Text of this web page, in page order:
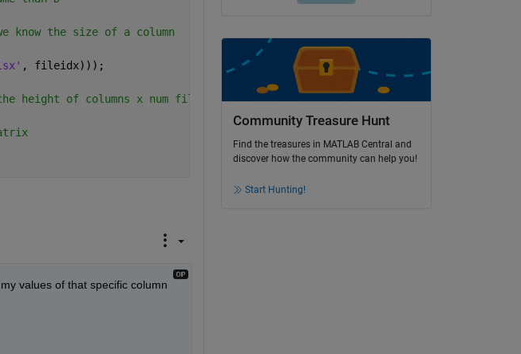
know the size of a column
, fileidx)));
height of columns x num files
values of that specific column
Community Treasure Hunt
Find the treasures in MATLAB Central and
discover how the community can help you!
Start Hunting!